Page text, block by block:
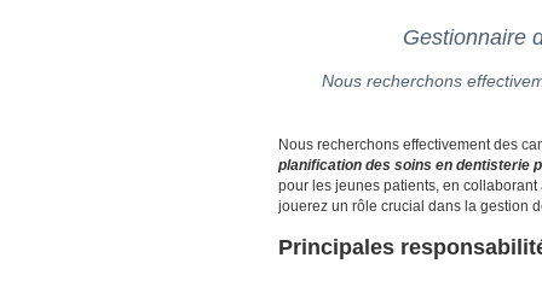
Gestionnaire
Nous recherchons
Nous recherchons effectivement des
planification des soins en dentisterie
pour les jeunes patients, en
jouerez un rôle crucial dans la gestion
Principales